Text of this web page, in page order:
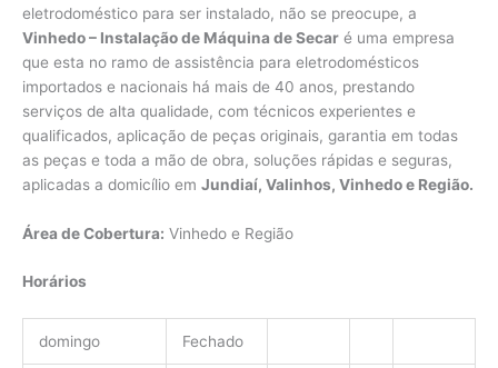
eletrodoméstico para ser instalado, não se preocupe, a
Vinhedo – Instalação de Máquina de Secar é uma empresa
que esta no ramo de assistência para eletrodomésticos
importados e nacionais há mais de 40 anos, prestando
serviços de alta qualidade, com técnicos experientes e
qualificados, aplicação de peças originais, garantia em todas
as peças e toda a mão de obra, soluções rápidas e seguras,
aplicadas a domicílio em Jundiaí, Valinhos, Vinhedo e Região.
Área de Cobertura: Vinhedo e Região
Horários
domingo Fechado